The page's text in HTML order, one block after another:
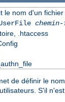
le nom d'un
.htaccess
de définir le
S'il